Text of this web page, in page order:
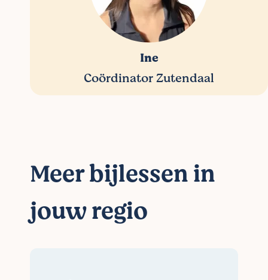
Ine
Coördinator Zutendaal
Meer bijlessen in
jouw regio